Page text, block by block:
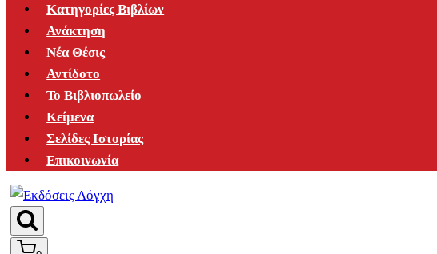
Κατηγορίες Βιβλίων
Ανάκτηση
Νέα Θέσις
Αντίδοτο
Το Βιβλιοπωλείο
Κείμενα
Σελίδες Ιστορίας
Επικοινωνία